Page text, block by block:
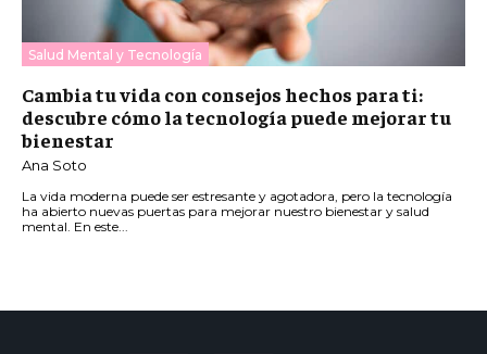
Salud Mental y Tecnología
Cambia tu vida con consejos hechos para ti:
descubre cómo la tecnología puede mejorar tu
bienestar
Ana Soto
La vida moderna puede ser estresante y agotadora, pero la tecnología
ha abierto nuevas puertas para mejorar nuestro bienestar y salud
mental. En este...